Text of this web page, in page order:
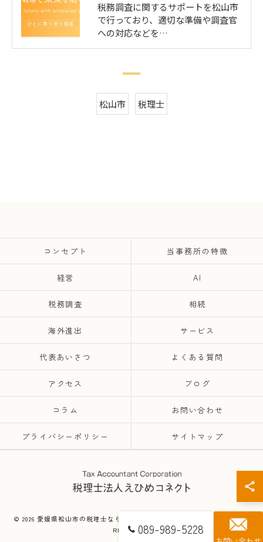
税務調査に関するサポートを松山市
で行っており、適切な準備や調査官
への対応などを…
松山市 税理士
089-989-5228
コンセプト 当事務所の特徴
経営 AI
税務調査 相続
海外進出 サービス
代表あいさつ よくある質問
アクセス ブログ
コラム お問い合わせ
プライバシーポリシー サイトマップ
© 2026 愛媛県松山市の税理士なら税理士法人えひめコネクト ALL RIGHTS
RESERVED.